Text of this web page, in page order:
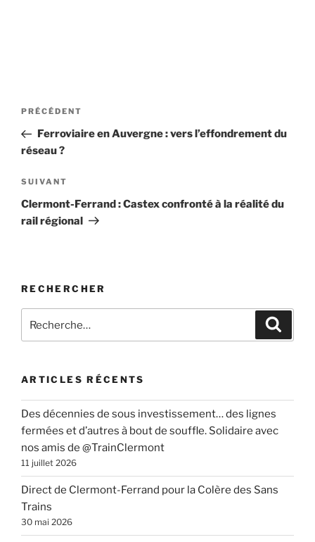
Navigation
l’article
Article
précédent
PRÉCÉDENT
Ferroviaire en Auvergne : vers l’effondrement du
réseau ?
Article
suivant
SUIVANT
Clermont-Ferrand : Castex confronté à la réalité du
rail régional
RECHERCHER
pour
ARTICLES RÉCENTS
Des décennies de sous investissement… des lignes
fermées et d’autres à bout de souffle. Solidaire avec
nos amis de @TrainClermont
11 juillet 2026
Direct de Clermont-Ferrand pour la Colère des Sans
Trains
30 mai 2026